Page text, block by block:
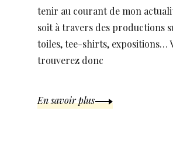
tenir au courant de mon
soit à travers des productions
toiles, tee-shirts, expositions…
trouverez donc
En savoir plus